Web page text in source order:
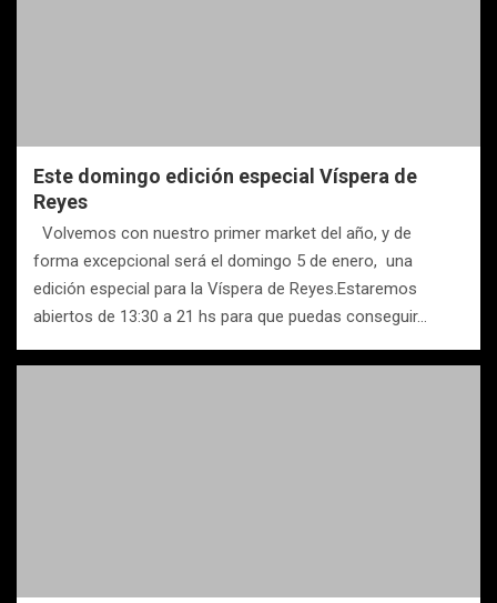
Este domingo edición especial Víspera de
Reyes
Volvemos con nuestro primer market del año, y de
forma excepcional será el domingo 5 de enero, una
edición especial para la Víspera de Reyes.Estaremos
abiertos de 13:30 a 21 hs para que puedas conseguir…